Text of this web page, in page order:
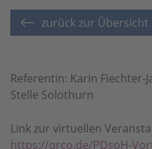
zurück zur Übersicht
Referentin: Karin Fiechter-
Stelle Solothurn
Link zur virtuellen
https://qrco.de/PDsoH-